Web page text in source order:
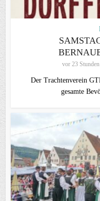
vor 23 Stunden
Der Trachtenverein
gesamte